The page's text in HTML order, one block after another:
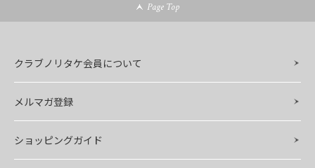
Page Top
クラブノリタケ会員について
メルマガ登録
ショッピングガイド